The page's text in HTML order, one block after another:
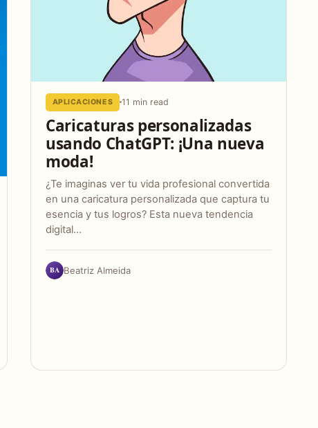
APLICACIONES 11 min read
Caricaturas personalizadas
usando ChatGPT: ¡Una nueva
moda!
¿Te imaginas ver tu vida profesional convertida
en una caricatura personalizada que captura tu
esencia y tus logros? Esta nueva tendencia
digital…
BA Beatriz Almeida